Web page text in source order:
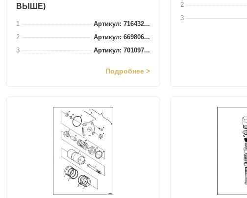
ВЫШЕ)
1
Артикул: 716432...
2
Артикул: 669806...
3
Артикул: 701097...
Подробнее >
2
3